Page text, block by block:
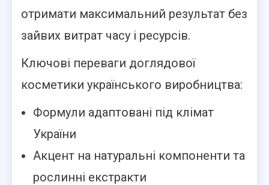
отримати максимальний результат без
зайвих витрат часу і ресурсів.
Ключові переваги доглядової
косметики українського виробництва:
Формули адаптовані під клімат
України
Акцент на натуральні компоненти та
рослинні екстракти